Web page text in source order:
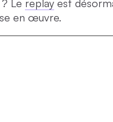
Le replay est
en œuvre.